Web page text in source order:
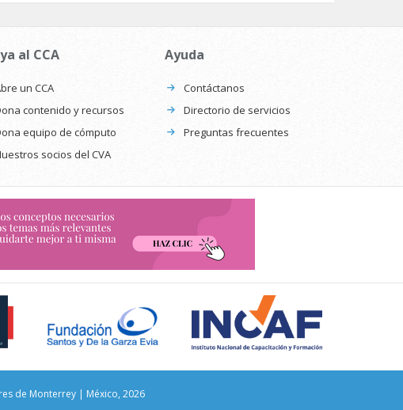
al CCA
un CCA
contenido y recursos
equipo de cómputo
socios del CVA
Ayuda
Contáctanos
Directorio de servicios
Preguntas frecuentes
de Monterrey | México, 2026